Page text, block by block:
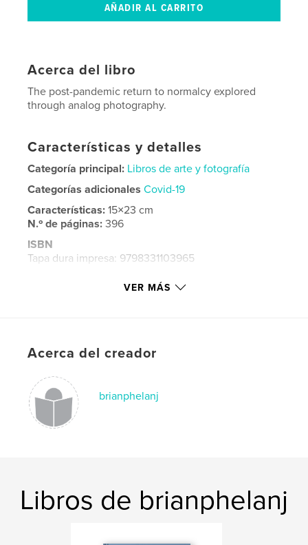
Acerca del libro
The post-pandemic return to normalcy explored
through analog photography.
Características y detalles
Categoría principal: Libros de arte y fotografía
Categorías adicionales Covid-19
Características:15×23 cm
N.º de páginas:396
ISBN
Tapa dura impresa: 9798331103965
jul. 28, 2024
VER MÁS
Acerca del creador
brianphelanj
Libros de brianphelanj